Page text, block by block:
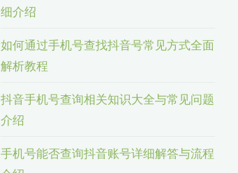
细介绍
如何通过手机号查找抖音号常见方式全面
解析教程
抖音手机号查询相关知识大全与常见问题
介绍
手机号能否查询抖音账号详细解答与流程